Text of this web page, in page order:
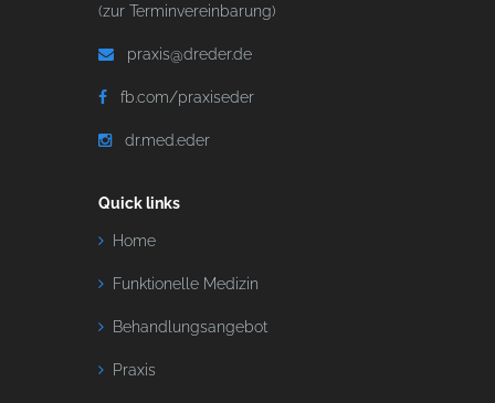
(zur Terminvereinbarung)
praxis@dreder.de
fb.com/praxiseder
dr.med.eder
Quick links
Home
Funktionelle Medizin
Behandlungsangebot
Praxis